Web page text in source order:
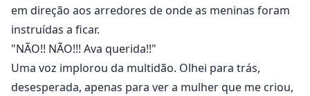
em direção aos arredores de onde as meninas foram
instruídas a ficar.
"NÃO!! NÃO!!! Ava querida!!"
Uma voz implorou da multidão. Olhei para trás,
desesperada, apenas para ver a mulher que me criou,